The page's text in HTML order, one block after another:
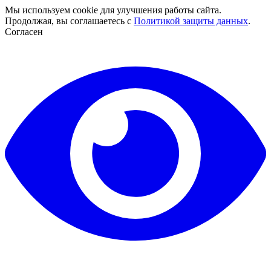
Мы используем cookie для улучшения работы сайта.
Продолжая, вы соглашаетесь с Политикой защиты данных.
Согласен